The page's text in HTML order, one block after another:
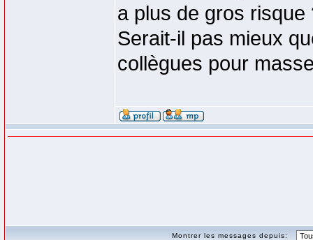
a plus de gros risque
Serait-il pas mieux
collègues pour
Montrer les messages depuis: